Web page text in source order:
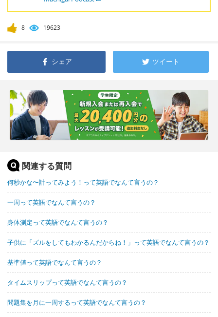
8 19623
シェア ツイート
関連する質問
何秒かな〜計ってみよう！って英語でなんて言うの？
一周って英語でなんて言うの？
身体測定って英語でなんて言うの？
子供に「ズルをしてもわかるんだからね！」って英語でなんて言うの？
基準値って英語でなんて言うの？
タイムスリップって英語でなんて言うの？
問題集を月に一周するって英語でなんて言うの？